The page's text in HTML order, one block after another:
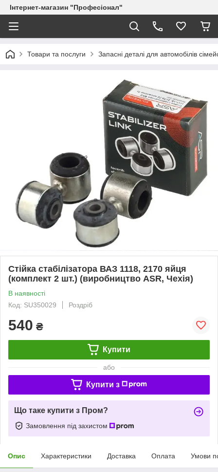
Інтернет-магазин "Професіонал"
Товари та послуги Запасні деталі для автомобілів
Стійка стабілізатора ВАЗ 1118, 2170 яйця
(комплект 2 шт.) (виробництво ASR, Чехія)
В наявності
Код: SU350029
Роздріб
540 ₴
Купити
або
Купити з
Що таке купити з Пром?
Замовлення під захистом
Опис Характеристики Доставка Оплата Умови